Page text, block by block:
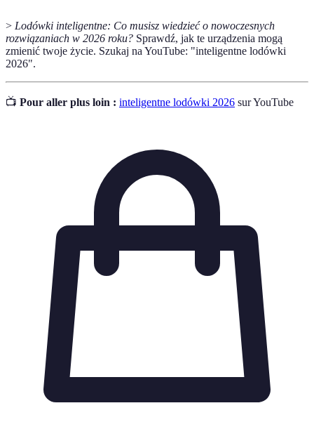
> Lodówki inteligentne: Co musisz wiedzieć o nowoczesnych
rozwiązaniach w 2026 roku? Sprawdź, jak te urządzenia mogą
zmienić twoje życie. Szukaj na YouTube: "inteligentne lodówki
2026".
📺 Pour aller plus loin : inteligentne lodówki 2026 sur YouTube